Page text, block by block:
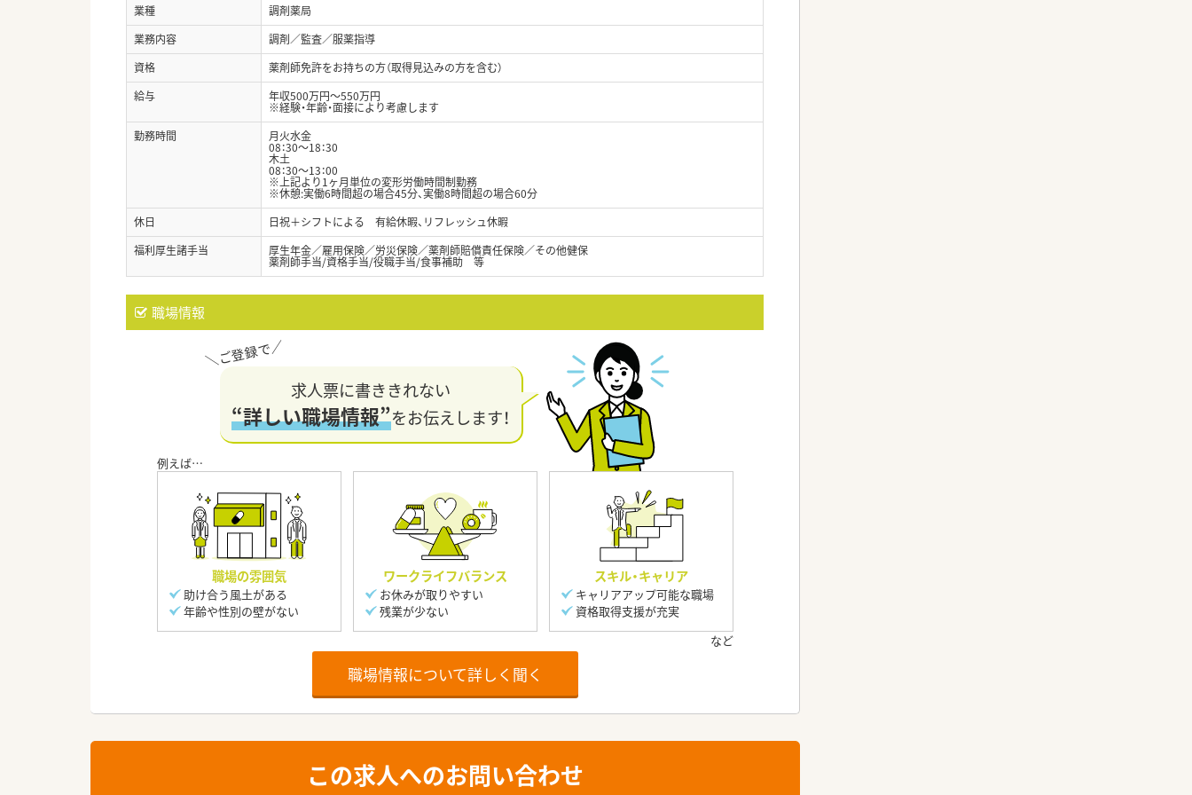
業種
調剤薬局
業務内容
調剤／監査／服薬指導
資格
薬剤師免許をお持ちの方（取得見込みの方を含む）
給与
年収500万円～550万円
※経験・年齢・面接により考慮します
勤務時間
月火水金
08：30～18：30
木土
08：30～13：00
※上記より1ヶ月単位の変形労働時間制勤務
※休憩:実働6時間超の場合45分、実働8時間超の場合60分
休日
日祝＋シフトによる 有給休暇、リフレッシュ休暇
福利厚生諸手当
厚生年金／雇用保険／労災保険／薬剤師賠償責任保険／その他健保
薬剤師手当/資格手当/役職手当/食事補助 等
職場情報
求人票に書ききれない
“詳しい職場情報”をお伝えします！
職場の雰囲気
助け合う風土がある
年齢や性別の壁がない
ワークライフバランス
お休みが取りやすい
残業が少ない
スキル・キャリア
キャリアアップ可能な職場
資格取得支援が充実
職場情報について詳しく聞く
この求人へのお問い合わせ